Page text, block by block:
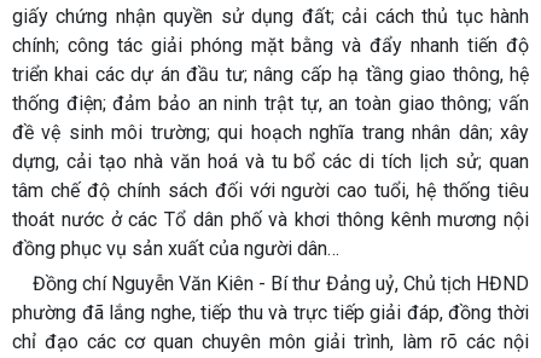
giấy chứng nhận quyền sử dụng đất; cải cách thủ tục hành
chính; công tác giải phóng mặt bằng và đẩy nhanh tiến độ
triển khai các dự án đầu tư; nâng cấp hạ tầng giao thông, hệ
thống điện; đảm bảo an ninh trật tự, an toàn giao thông; vấn
đề vệ sinh môi trường; qui hoạch nghĩa trang nhân dân; xây
dựng, cải tạo nhà văn hoá và tu bổ các di tích lịch sử; quan
tâm chế độ chính sách đối với người cao tuổi, hệ thống tiêu
thoát nước ở các Tổ dân phố và khơi thông kênh mương nội
đồng phục vụ sản xuất của người dân…
Đồng chí Nguyễn Văn Kiên - Bí thư Đảng uỷ, Chủ tịch HĐND
phường đã lắng nghe, tiếp thu và trực tiếp giải đáp, đồng thời
chỉ đạo các cơ quan chuyên môn giải trình, làm rõ các nội